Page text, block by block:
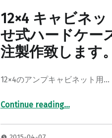
12×4 キャビネッ
せ式ハードケ
注製作致します。
12×4のアンプキャビネット用…
Continue reading
“12×4 キャビネット 被せ式ハードケース 受注製作致します。”
…